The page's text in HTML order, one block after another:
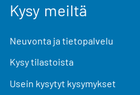
Kysy meiltä
Neuvonta ja tietopalvelu
Kysy tilastoista
Usein kysytyt kysymykset